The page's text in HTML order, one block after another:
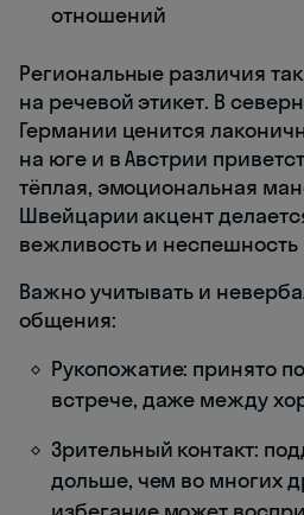
отношений
Региональные различия
на речевой этикет. В
Германии ценится
на юге и в Австрии
тёплая, эмоциональная
Швейцарии акцент
вежливость и
Важно учитывать и
общения:
Рукопожатие: принято
встрече, даже между
Зрительный контакт:
дольше, чем во многих